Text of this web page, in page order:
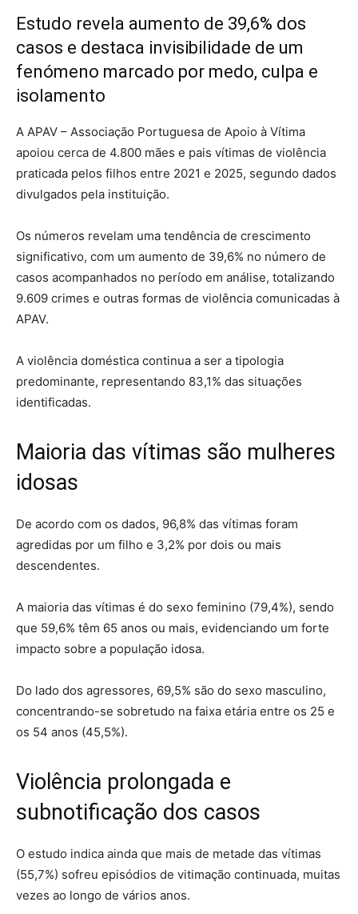
Estudo revela aumento de 39,6% dos
casos e destaca invisibilidade de um
fenómeno marcado por medo, culpa e
isolamento
A APAV – Associação Portuguesa de Apoio à Vítima
apoiou cerca de 4.800 mães e pais vítimas de violência
praticada pelos filhos entre 2021 e 2025, segundo dados
divulgados pela instituição.
Os números revelam uma tendência de crescimento
significativo, com um aumento de 39,6% no número de
casos acompanhados no período em análise, totalizando
9.609 crimes e outras formas de violência comunicadas à
APAV.
A violência doméstica continua a ser a tipologia
predominante, representando 83,1% das situações
identificadas.
Maioria das vítimas são mulheres
idosas
De acordo com os dados, 96,8% das vítimas foram
agredidas por um filho e 3,2% por dois ou mais
descendentes.
A maioria das vítimas é do sexo feminino (79,4%), sendo
que 59,6% têm 65 anos ou mais, evidenciando um forte
impacto sobre a população idosa.
Do lado dos agressores, 69,5% são do sexo masculino,
concentrando-se sobretudo na faixa etária entre os 25 e
os 54 anos (45,5%).
Violência prolongada e
subnotificação dos casos
O estudo indica ainda que mais de metade das vítimas
(55,7%) sofreu episódios de vitimação continuada, muitas
vezes ao longo de vários anos.